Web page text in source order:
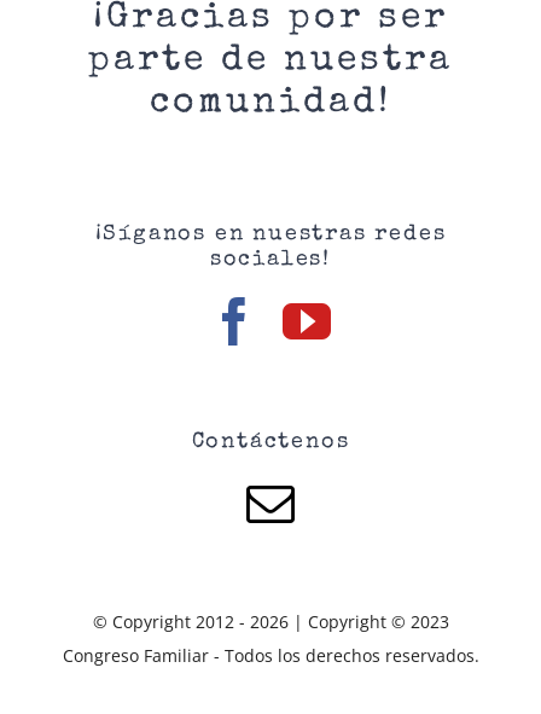
¡Gracias por ser
parte de nuestra
comunidad!
¡Síganos en nuestras redes
sociales!
Contáctenos
© Copyright 2012 - 2026 | Copyright © 2023
Congreso Familiar - Todos los derechos reservados.